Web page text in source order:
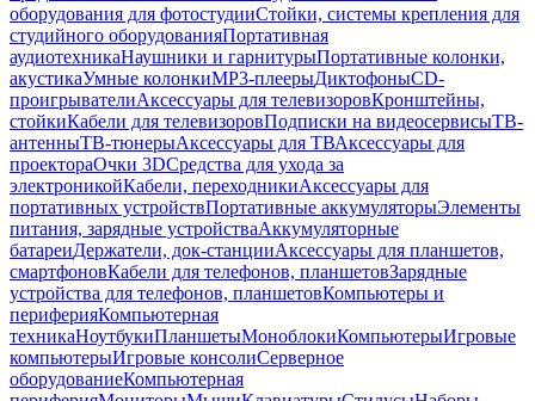
оборудования для фотостудииСтойки, системы крепления для
студийного оборудованияПортативная
аудиотехникаНаушники и гарнитурыПортативные колонки,
акустикаУмные колонкиMP3-плеерыДиктофоныCD-
проигрывателиАксессуары для телевизоровКронштейны,
стойкиКабели для телевизоровПодписки на видеосервисыТВ-
антенныТВ-тюнерыАксессуары для ТВАксессуары для
проектораОчки 3DСредства для ухода за
электроникойКабели, переходникиАксессуары для
портативных устройствПортативные аккумуляторыЭлементы
питания, зарядные устройстваАккумуляторные
батареиДержатели, док-станцииАксессуары для планшетов,
смартфоновКабели для телефонов, планшетовЗарядные
устройства для телефонов, планшетовКомпьютеры и
периферияКомпьютерная
техникаНоутбукиПланшетыМоноблокиКомпьютерыИгровые
компьютерыИгровые консолиСерверное
оборудованиеКомпьютерная